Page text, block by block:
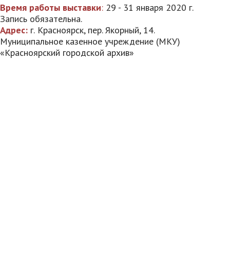
Время работы выставки: 29 - 31 января 2020 г.
Запись обязательна.
Адрес: г. Красноярск, пер. Якорный, 14.
Муниципальное казенное учреждение (МКУ)
«Красноярский городской архив»